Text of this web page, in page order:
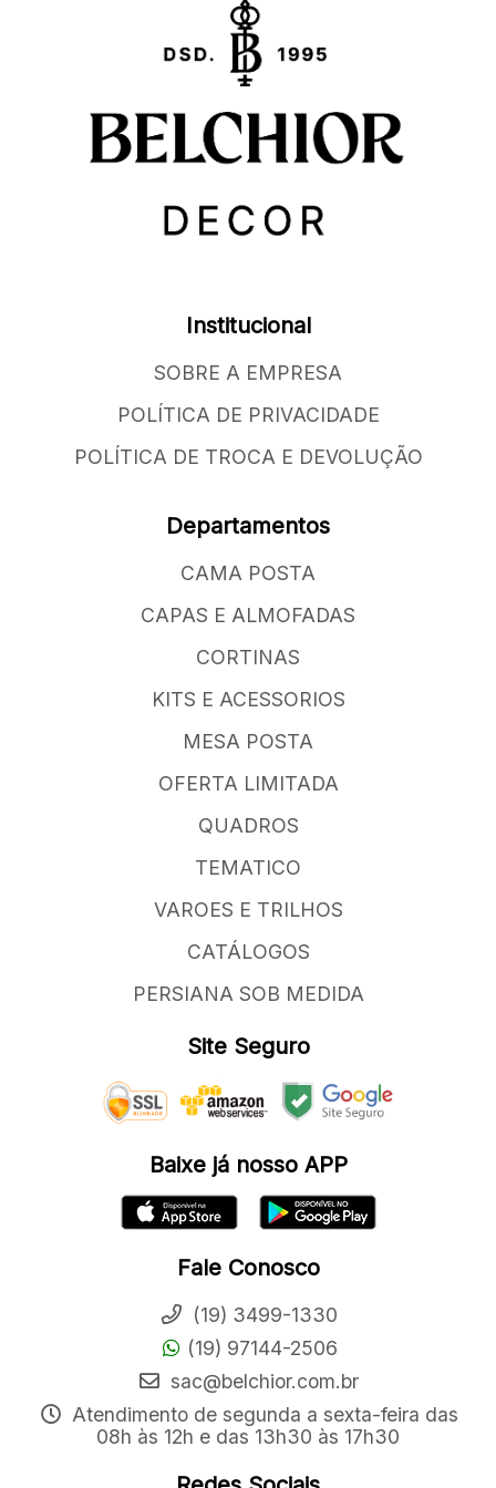
Institucional
SOBRE A EMPRESA
POLÍTICA DE PRIVACIDADE
POLÍTICA DE TROCA E DEVOLUÇÃO
Departamentos
CAMA POSTA
CAPAS E ALMOFADAS
CORTINAS
KITS E ACESSORIOS
MESA POSTA
OFERTA LIMITADA
QUADROS
TEMATICO
VAROES E TRILHOS
CATÁLOGOS
PERSIANA SOB MEDIDA
Site Seguro
Baixe já nosso APP
Fale Conosco
(19) 3499-1330
(19) 97144-2506
sac@belchior.com.br
Atendimento de segunda a sexta-feira das
08h às 12h e das 13h30 às 17h30